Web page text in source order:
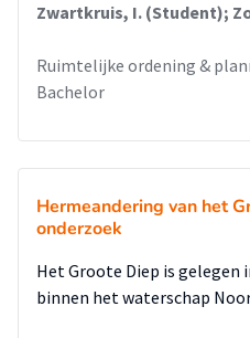
Zwartkruis, I. (Student);
Ruimtelijke ordening &
Bachelor
Hermeandering van het
onderzoek
Het Groote Diep is gelegen
binnen het waterschap